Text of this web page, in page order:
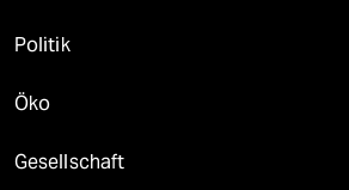
Politik
Öko
Gesellschaft